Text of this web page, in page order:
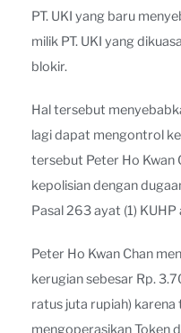
PT. UKI yang baru
milik PT. UKI yang
blokir.
Hal tersebut
lagi dapat mengontrol
tersebut Peter Ho Kwan
kepolisian dengan
Pasal 263 ayat (1)
Peter Ho Kwan Chan
kerugian sebesar Rp.
ratus juta rupiah)
mengoperasikan Token